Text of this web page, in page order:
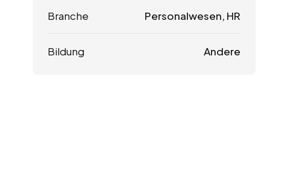
Branche Personalwesen, HR
Bildung Andere